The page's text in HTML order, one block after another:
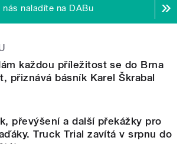
nás naladíte na DABu
každou příležitost se do Brna
přiznává básník Karel Škrabal
převýšení a další překážky pro
Truck Trial zavítá v srpnu do